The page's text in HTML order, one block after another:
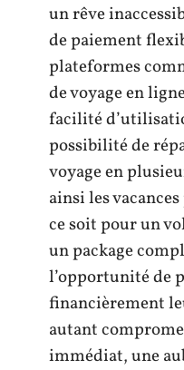
un rêve
de paiement
plateformes
de voyage en
facilité
possibilité de
voyage en
ainsi les
ce soit pour un
un package
l’opportunité de
financièrement
autant
immédiat, une